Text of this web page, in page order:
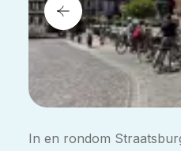
In en rondom